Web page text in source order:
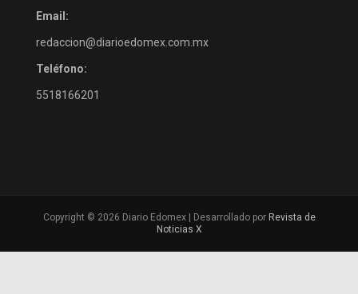
Email:
redaccion@diarioedomex.com.mx
Teléfono:
5518166201
Copyright © 2026 Diario Edomex | Desarrollado por Revista de
Noticias X